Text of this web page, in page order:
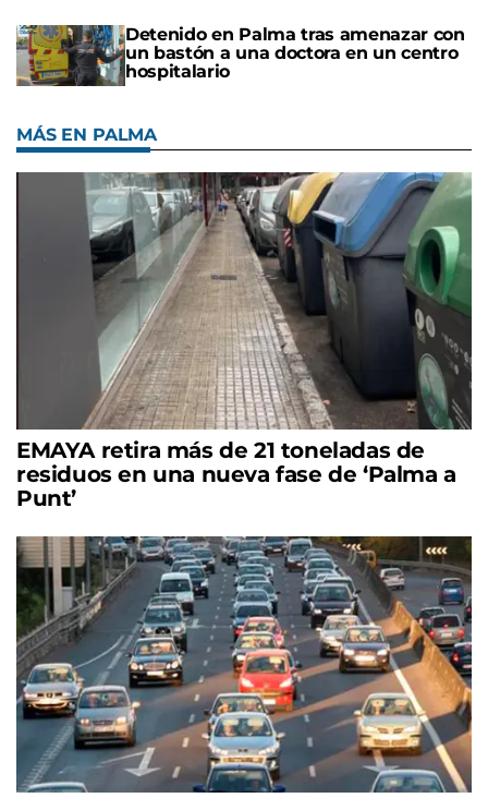
Detenido en Palma tras amenazar con
un bastón a una doctora en un centro
hospitalario
MÁS EN PALMA
EMAYA retira más de 21 toneladas de
residuos en una nueva fase de ‘Palma a
Punt’